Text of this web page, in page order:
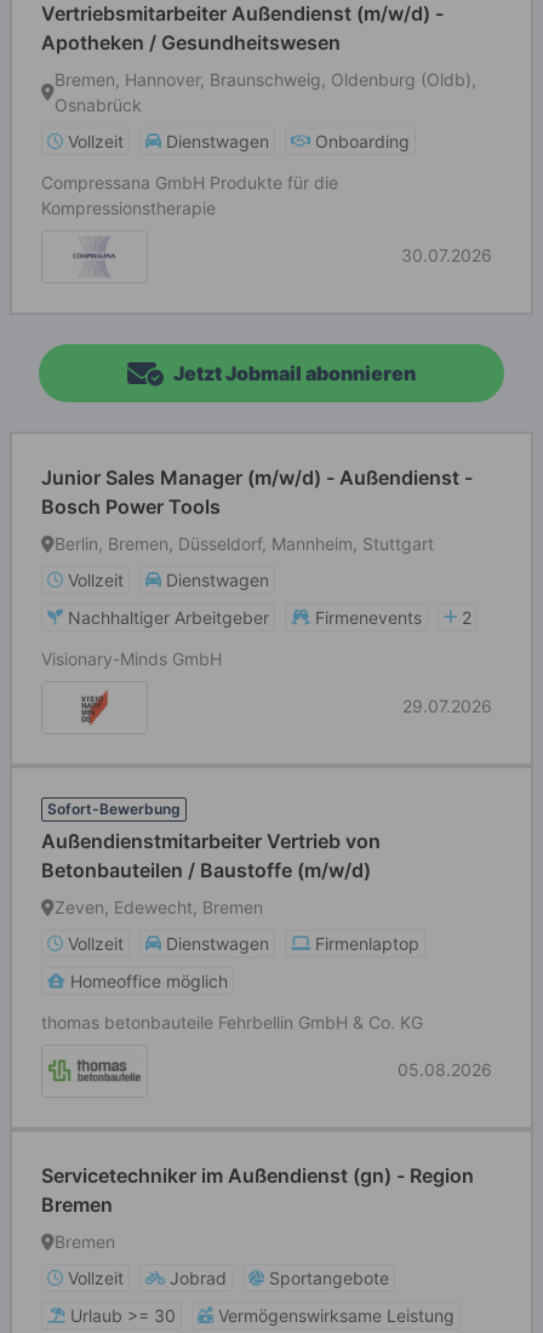
Vertriebsmitarbeiter Außendienst (m/w/d) -
Apotheken / Gesundheitswesen
Bremen, Hannover, Braunschweig, Oldenburg (Oldb),
Osnabrück
Vollzeit
Dienstwagen
Onboarding
Compressana GmbH Produkte für die
Kompressionstherapie
30.07.2026
Jetzt Jobmail abonnieren
Junior Sales Manager (m/w/d) - Außendienst -
Bosch Power Tools
Berlin, Bremen, Düsseldorf, Mannheim, Stuttgart
Vollzeit
Dienstwagen
Nachhaltiger Arbeitgeber
Firmenevents
2
Visionary-Minds GmbH
29.07.2026
Sofort-Bewerbung
Außendienstmitarbeiter Vertrieb von
Betonbauteilen / Baustoffe (m/w/d)
Zeven, Edewecht, Bremen
Vollzeit
Dienstwagen
Firmenlaptop
Homeoffice möglich
thomas betonbauteile Fehrbellin GmbH & Co. KG
05.08.2026
Servicetechniker im Außendienst (gn) - Region
Bremen
Bremen
Vollzeit
Jobrad
Sportangebote
Urlaub >= 30
Vermögenswirksame Leistung